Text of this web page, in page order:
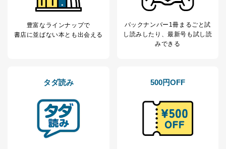
２．利用目的
当社が取り扱う開示対象個人情報の利用目的は次のとお
りです。
利用目的
ービス等をご利用
の方の個人情報
ス、キャンペーン等の広告の案内
個人が特定できない形で取得した
閲覧履歴や購買履歴等の情報を分
析して、趣味・嗜好に
応じた新商品・サービスに関する
豊富なラインナップで
書店に並ばない本とも出会える
バックナンバー1冊まるごと試
し読み したり、最新号も試し読
みできる
タダ読み 500円OFF